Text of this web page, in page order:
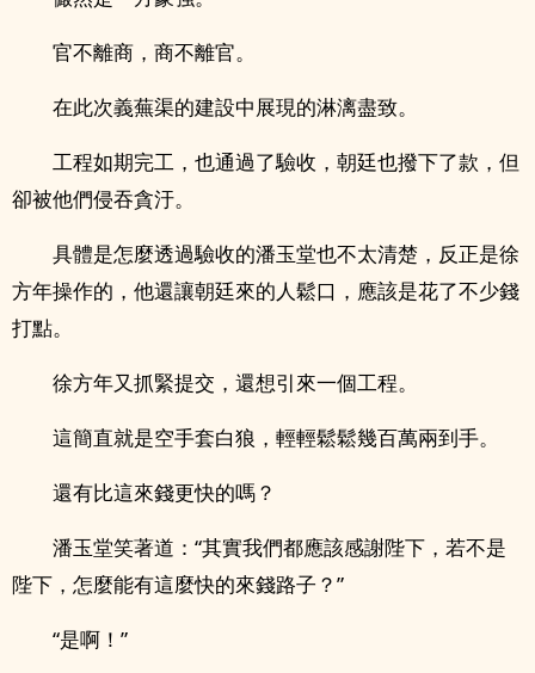
官不離商，商不離官。
在此次義蕪渠的建設中展現的淋漓盡致。
工程如期完工，也通過了驗收，朝廷也撥下了款，但
卻被他們侵吞貪汙。
具體是怎麼透過驗收的潘玉堂也不太清楚，反正是徐
方年操作的，他還讓朝廷來的人鬆口，應該是花了不少錢
打點。
徐方年又抓緊提交，還想引來一個工程。
這簡直就是空手套白狼，輕輕鬆鬆幾百萬兩到手。
還有比這來錢更快的嗎？
潘玉堂笑著道：“其實我們都應該感謝陛下，若不是
陛下，怎麼能有這麼快的來錢路子？”
“是啊！”